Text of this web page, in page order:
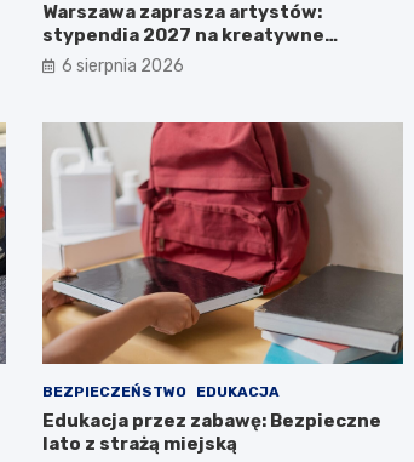
Warszawa zaprasza artystów:
stypendia 2027 na kreatywne
projekty!
6 sierpnia 2026
BEZPIECZEŃSTWO EDUKACJA
Edukacja przez zabawę: Bezpieczne
lato z strażą miejską